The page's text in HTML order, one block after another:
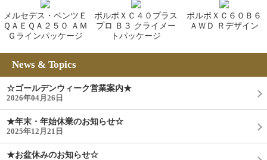
メルセデス・ベンツＥ
ＱＡＥＱＡ２５０ ＡＭ
Ｇラインパッケージ
ボルボＸＣ４０プラス
プロ Ｂ３ クライメー
トパッケージ
ボルボＸＣ６０Ｂ６
ＡＷＤ Ｒデザイン
News & Topics
☆ゴールデンウィーク営業案内★
2026年04月26日
★年末・年始休業のお知らせ☆
2025年12月21日
★お盆休みのお知らせ☆